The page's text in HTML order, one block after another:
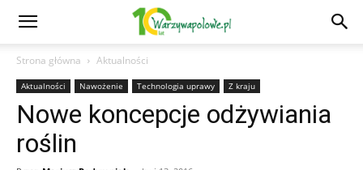
Strona główna Aktualności
Aktualności Nawożenie Technologia uprawy Z kraju
Nowe koncepcje odżywiania
roślin